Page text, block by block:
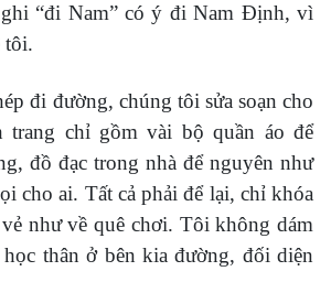
“đi Nam” có ý đi Nam Định, vì
tôi.
đi đường, chúng tôi sửa soạn cho
trang chỉ gồm vài bộ quần áo để
đồ đạc trong nhà để nguyên như
cho ai. Tất cả phải để lại, chỉ khóa
như về quê chơi. Tôi không dám
thân ở bên kia đường, đối diện